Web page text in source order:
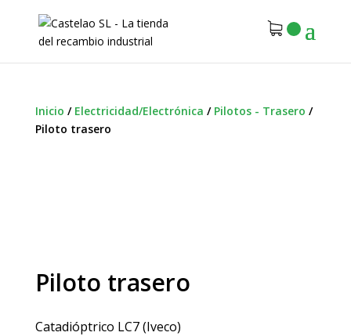
Inicio / Electricidad/Electrónica / Pilotos - Trasero /
Piloto trasero
Piloto trasero
Catadióptrico LC7 (Iveco)